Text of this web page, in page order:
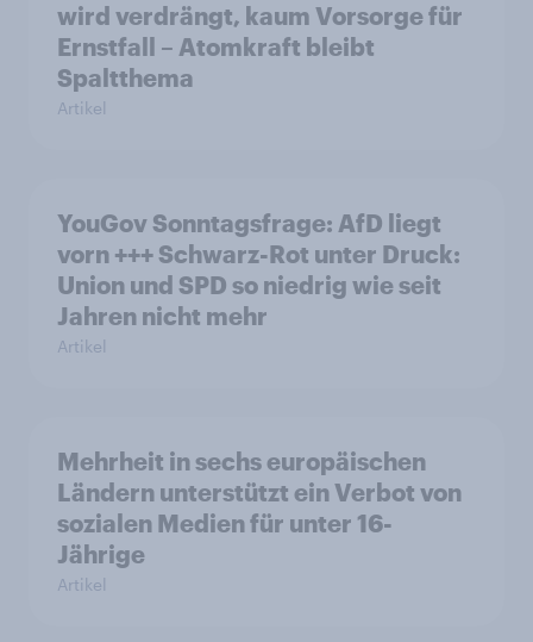
wird verdrängt, kaum Vorsorge für
Ernstfall – Atomkraft bleibt
Spaltthema
Artikel
YouGov Sonntagsfrage: AfD liegt
vorn +++ Schwarz-Rot unter Druck:
Union und SPD so niedrig wie seit
Jahren nicht mehr
Artikel
Mehrheit in sechs europäischen
Ländern unterstützt ein Verbot von
sozialen Medien für unter 16-
Jährige
Artikel